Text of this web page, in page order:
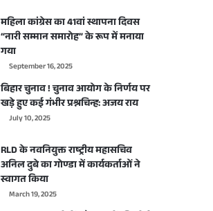
महिला कांग्रेस का 41वां स्थापना दिवस
“नारी सम्मान समारोह” के रूप में मनाया
गया
September 16, 2025
बिहार चुनाव ! चुनाव आयोग के निर्णय पर
खड़े हुए कई गंभीर प्रश्नचिन्ह: अजय राय
July 10, 2025
RLD के नवनियुक्त राष्ट्रीय महासचिव
अनिल दुबे का गोण्डा में कार्यकर्ताओं ने
स्वागत किया
March 19, 2025